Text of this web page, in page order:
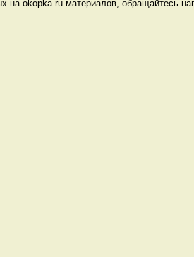
на okopka.ru материалов, обращайтесь